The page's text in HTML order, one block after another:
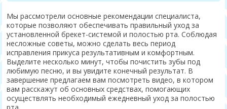
Мы рассмотрели основные рекомендации специалиста,
которые позволяют обеспечивать правильный уход за
установленной брекет-системой и полостью рта. Соблюдая
несложные советы, можно сделать весь период
исправления прикуса результативным и комфортным.
Выделите несколько минут, чтобы почистить зубы под
любимую песню, и вы увидите конечный результат. В
завершение предлагаем вам посмотреть видео, в котором
вам расскажут об основных средствах, помогающих
осуществлять необходимый ежедневный уход за полостью